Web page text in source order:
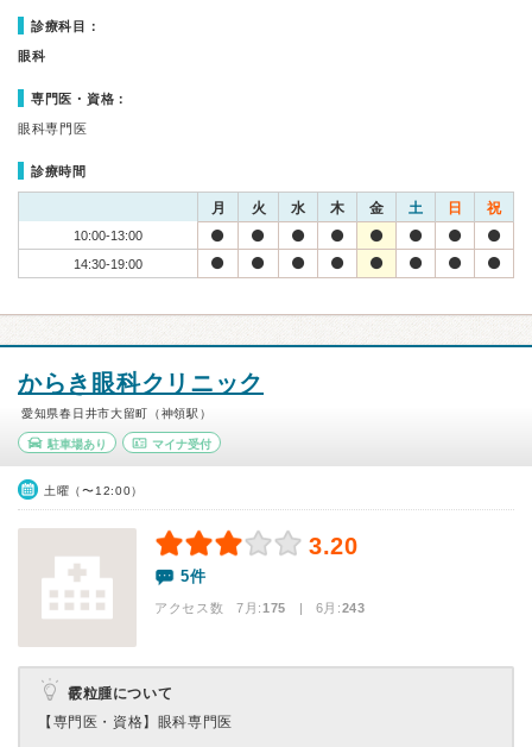
診療科目：
眼科
専門医・資格：
眼科専門医
診療時間
月 火 水 木 金 土 日 祝
10:00-13:00
14:30-19:00
からき眼科クリニック
愛知県春日井市大留町（神領駅）
駐車場あり マイナ受付
土曜（〜12:00）
3.20
5件
アクセス数 7月:175 | 6月:243
霰粒腫について
【専門医・資格】 眼科専門医